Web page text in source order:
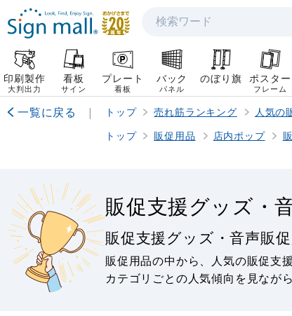
検索
印刷製作
大判出力
看板
サイン
プレート
看板
バック
パネル
のぼり旗 ポスター
フレーム
一覧に戻る | トップ 売れ筋ランキング 人気の
トップ
販促用品 店内ポップ
販促支援グッズ・
販促支援グッズ・音声販
販促用品の中から、人気の販促支
カテゴリごとの人気傾向を見なが